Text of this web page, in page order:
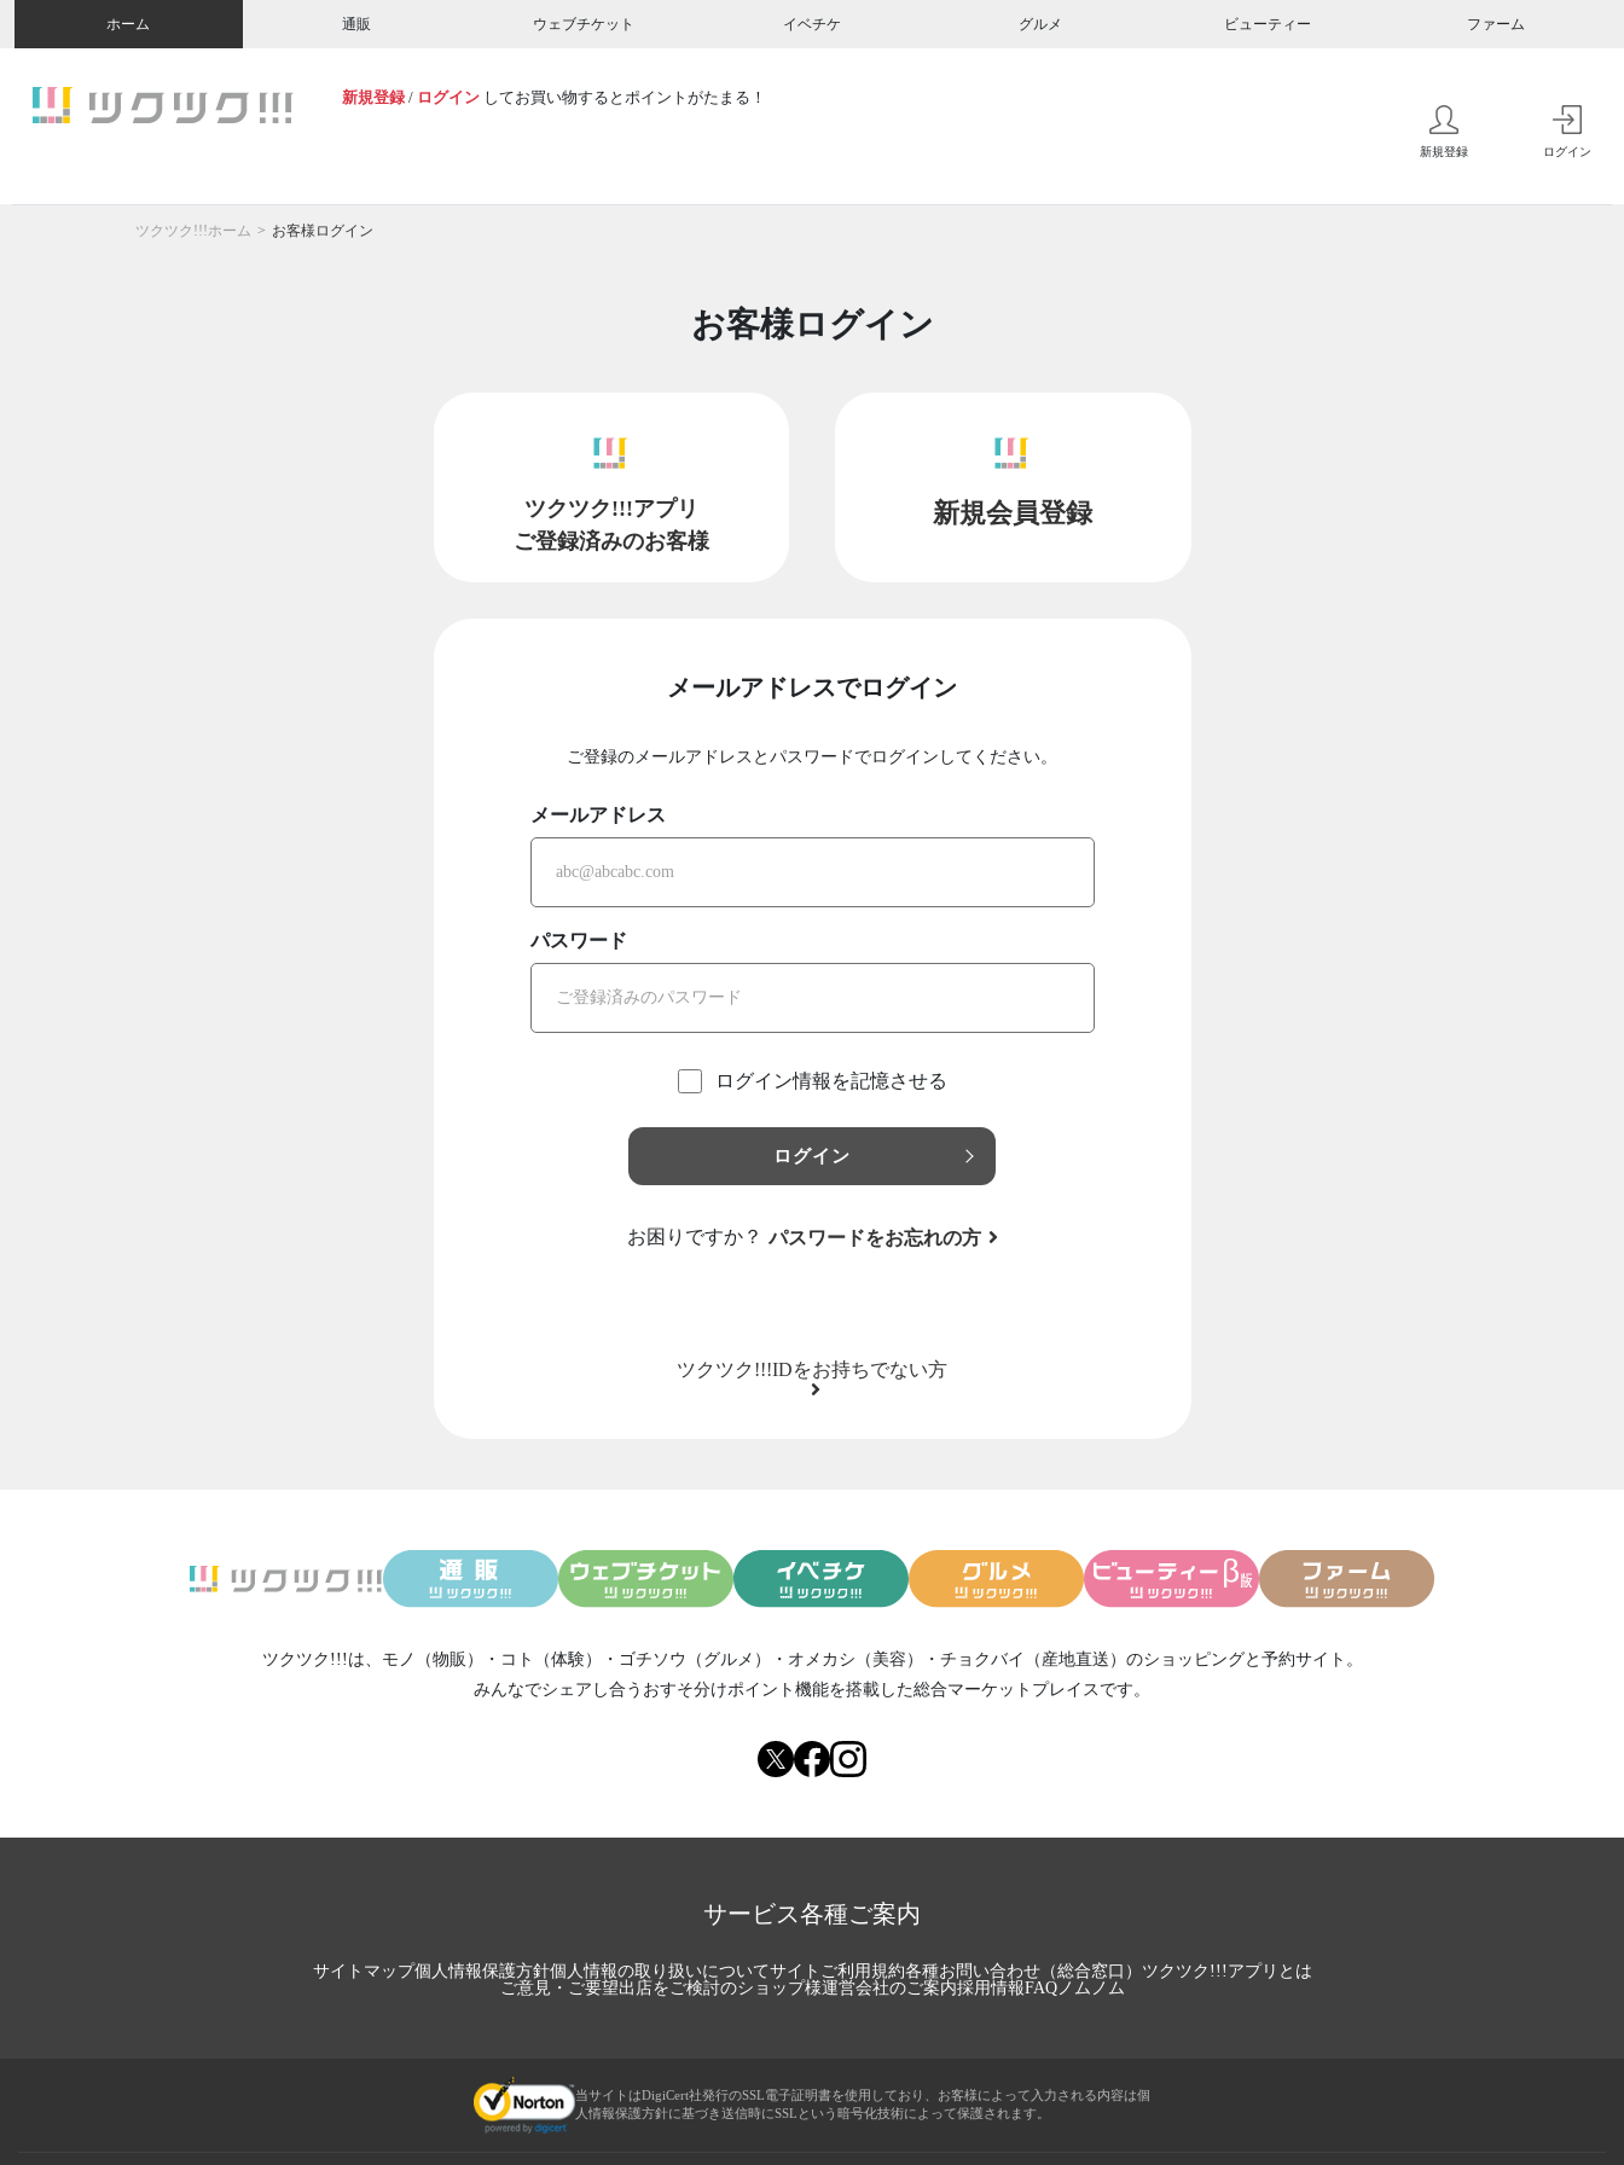
ホーム 通販 ウェブチケット イベチケ グルメ ビューティー ファーム
新規登録 / ログイン してお買い物するとポイントがたまる！
新規登録 ログイン
ツクツク!!!ホーム お客様ログイン
お客様ログイン
ツクツク!!!アプリ
ご登録済みのお客様
新規会員登録
メールアドレスでログイン
ご登録のメールアドレスとパスワードでログインしてください。
メールアドレス
パスワード
ログイン情報を記憶させる
ログイン
お困りですか？ パスワードをお忘れの方
ツクツク!!!IDをお持ちでない方
ツクツク!!!は、 モノ（物販） ・ コト（体験） ・ ゴチソウ（グルメ） ・ オメカシ（美容） ・ チョクバイ（産地直送） のショッピングと予約サイト。
みんなでシェアし合う おすそ分けポイント機能を搭載した総合マーケットプレイスです。
サービス各種ご案内
サイトマップ個人情報保護方針個人情報の取り扱いについてサイトご利用規約各種お問い合わせ（総合窓口） ツクツク!!!アプリとは
ご意見・ご要望出店をご検討のショップ様運営会社のご案内採用情報FAQノムノム
当サイトはDigiCert社発行のSSL電子証明書を使用しており、お客様によって入力される内容は個
人情報保護方針に基づき送信時にSSLという暗号化技術によって保護されます。